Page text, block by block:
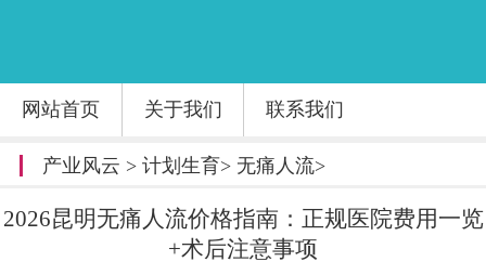
网站首页 关于我们 联系我们
产业风云 > 计划生育> 无痛人流>
2026昆明无痛人流价格指南：正规医院费用一览
+术后注意事项